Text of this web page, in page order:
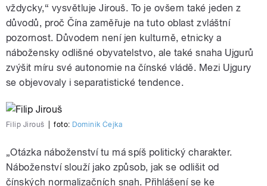
vždycky,“ vysvětluje Jirouš. To je ovšem také jeden z
důvodů, proč Čína zaměřuje na tuto oblast zvláštní
pozornost. Důvodem není jen kulturně, etnicky a
nábožensky odlišné obyvatelstvo, ale také snaha Ujgurů
zvýšit míru své autonomie na čínské vládě. Mezi Ujgury
se objevovaly i separatistické tendence.
Filip Jirouš foto: Dominik Čejka
„Otázka náboženství tu má spíš politický charakter.
Náboženství slouží jako způsob, jak se odlišit od
čínských normalizačních snah. Přihlášení se ke